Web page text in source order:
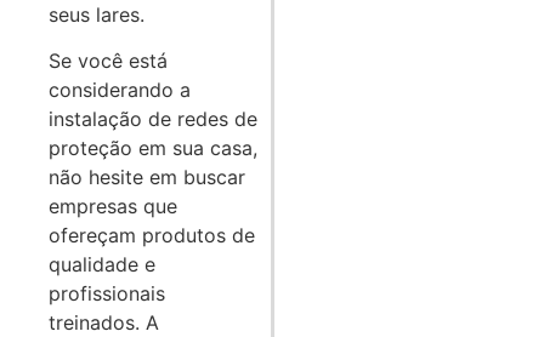
seus lares.
Se você está
considerando a
instalação de redes de
proteção em sua casa,
não hesite em buscar
empresas que
ofereçam produtos de
qualidade e
profissionais
treinados. A